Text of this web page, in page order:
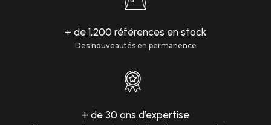
+ de 1,200 références en stock
Des nouveautés en permanence
+ de 30 ans d’expertise